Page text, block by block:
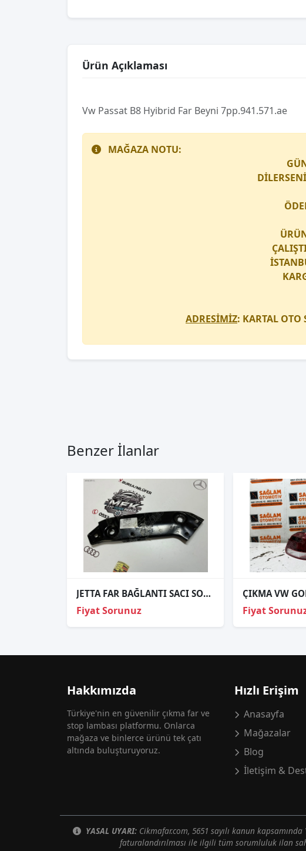
Ürün Açıklaması
Vw Passat B8 Hyibrid Far Beyni̇ 7pp.941.571.ae
MAĞAZA NOTU:
ADRESİMİZ: KARTAL
Benzer İlanlar
JETTA FAR BAĞLANTI SACI SOL ORJİNAL (SIFIR) 5C6805931
Fiyat Sorunuz Fiyat
Hakkımızda
Türkiye'nin en güvenilir çıkma far ve
stop lambası platformu. Onlarca
mağaza ve binlerce ürünü tek çatı
altında buluşturuyoruz.
Hızlı Erişim
Anasayfa
Mağazalar
Blog
İletişim &
YASAL UYARI: Cikmafar.com, 5651 sayılı kanun kapsamında
faturalandırılması ile ilgili tüm sorumluluk ilan